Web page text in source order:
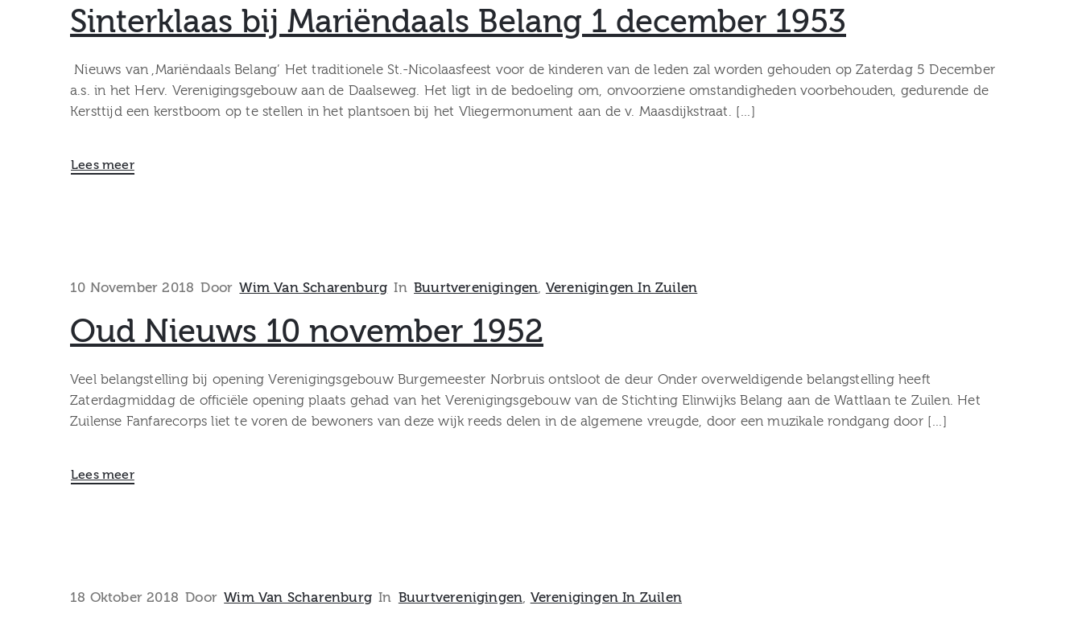
Sinterklaas bij Mariëndaals Belang 1 december 1953
Nieuws van ,Mariëndaals Belang’ Het traditionele St.-Nicolaasfeest voor de kinderen van de leden zal worden gehouden op Zaterdag 5 December
a.s. in het Herv. Verenigingsgebouw aan de Daalseweg. Het ligt in de bedoeling om, onvoorziene omstandigheden voorbehouden, gedurende de
Kersttijd een kerstboom op te stellen in het plantsoen bij het Vliegermonument aan de v. Maasdijkstraat. […]
Lees meer
10 November 2018 Door Wim Van Scharenburg In Buurtverenigingen‚ Verenigingen In Zuilen
Oud Nieuws 10 november 1952
Veel belangstelling bij opening Verenigingsgebouw Burgemeester Norbruis ontsloot de deur Onder overweldigende belangstelling heeft
Zaterdagmiddag de officiële opening plaats gehad van het Verenigingsgebouw van de Stichting Elinwijks Belang aan de Wattlaan te Zuilen. Het
Zuilense Fanfarecorps liet te voren de bewoners van deze wijk reeds delen in de algemene vreugde, door een muzikale rondgang door […]
Lees meer
18 Oktober 2018 Door Wim Van Scharenburg In Buurtverenigingen‚ Verenigingen In Zuilen